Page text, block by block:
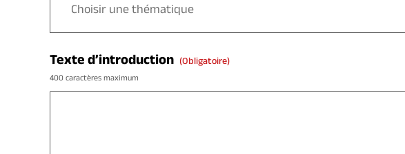
Texte d’introduction (obligatoire)
400 caractères maximum